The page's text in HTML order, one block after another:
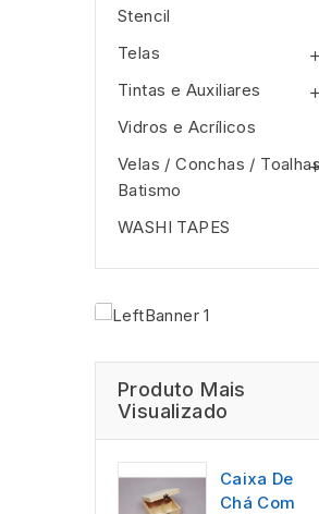
Stencil
Telas

Tintas e Auxiliares 
Vidros e Acrí­licos
Velas / Conchas / Toalhas
Batismo

WASHI TAPES
Produto Mais
Visualizado
Caixa De
Chá Com